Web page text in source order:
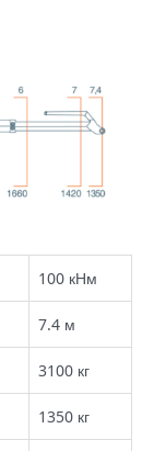
100 кНм
7.4 м
3100 кг
1350 кг